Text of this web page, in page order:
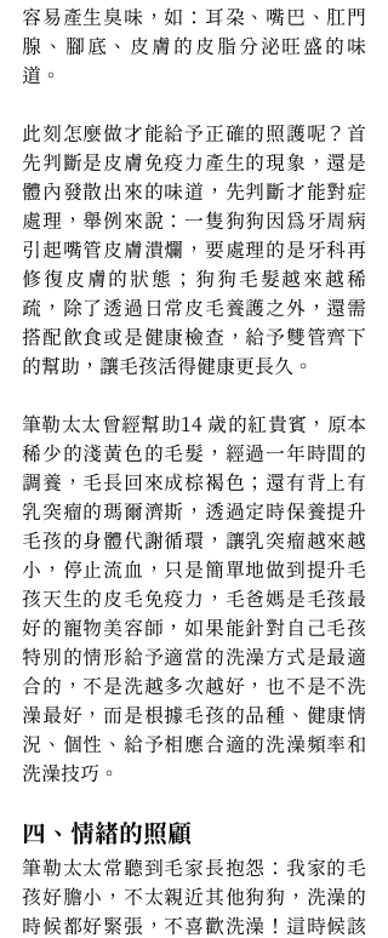
容易產生臭味，如：耳朵、嘴巴、肛門
腺、腳底、皮膚的皮脂分泌旺盛的味
道。
此刻怎麼做才能給予正確的照護呢？首
先判斷是皮膚免疫力產生的現象，還是
體內發散出來的味道，先判斷才能對症
處理，舉例來說：一隻狗狗因為牙周病
引起嘴管皮膚潰爛，要處理的是牙科再
修復皮膚的狀態；狗狗毛髮越來越稀
疏，除了透過日常皮毛養護之外，還需
搭配飲食或是健康檢查，給予雙管齊下
的幫助，讓毛孩活得健康更長久。
筆勒太太曾經幫助14 歲的紅貴賓，原本
稀少的淺黃色的毛髮，經過一年時間的
調養，毛長回來成棕褐色；還有背上有
乳突瘤的瑪爾濟斯，透過定時保養提升
毛孩的身體代謝循環，讓乳突瘤越來越
小，停止流血，只是簡單地做到提升毛
孩天生的皮毛免疫力，毛爸媽是毛孩最
好的寵物美容師，如果能針對自己毛孩
特別的情形給予適當的洗澡方式是最適
合的，不是洗越多次越好，也不是不洗
澡最好，而是根據毛孩的品種、健康情
況、個性、給予相應合適的洗澡頻率和
洗澡技巧。
四、情緒的照顧
筆勒太太常聽到毛家長抱怨：我家的毛
孩好膽小，不太親近其他狗狗，洗澡的
時候都好緊張，不喜歡洗澡！這時候該